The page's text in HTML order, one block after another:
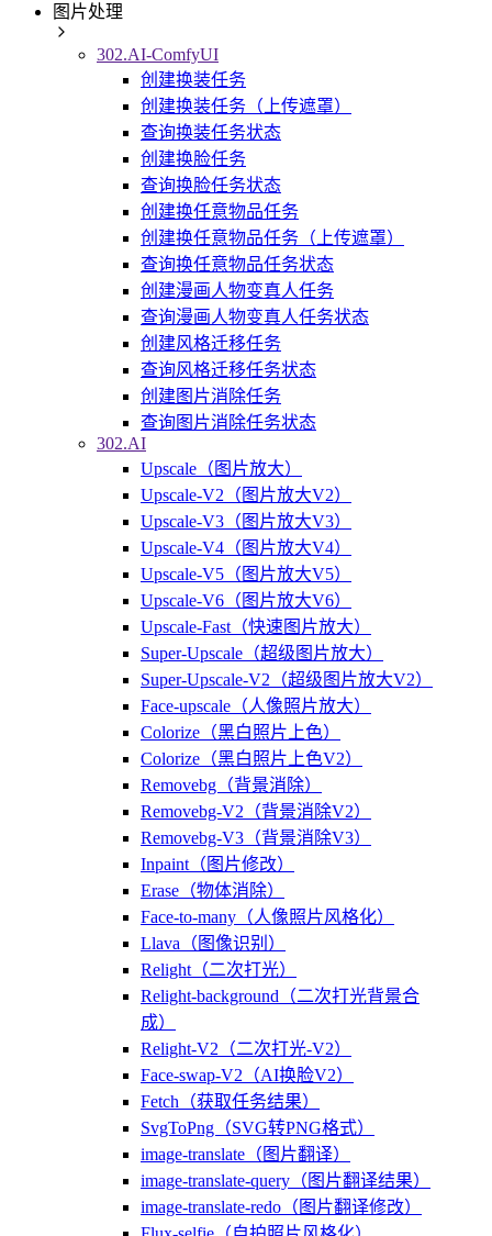
图片处理
302.AI-ComfyUI
创建换装任务
创建换装任务（上传遮罩）
查询换装任务状态
创建换脸任务
查询换脸任务状态
创建换任意物品任务
创建换任意物品任务（上传遮罩）
查询换任意物品任务状态
创建漫画人物变真人任务
查询漫画人物变真人任务状态
创建风格迁移任务
查询风格迁移任务状态
创建图片消除任务
查询图片消除任务状态
302.AI
Upscale（图片放大）
Upscale-V2（图片放大V2）
Upscale-V3（图片放大V3）
Upscale-V4（图片放大V4）
Upscale-V5（图片放大V5）
Upscale-V6（图片放大V6）
Upscale-Fast（快速图片放大）
Super-Upscale（超级图片放大）
Super-Upscale-V2（超级图片放大V2）
Face-upscale（人像照片放大）
Colorize（黑白照片上色）
Colorize（黑白照片上色V2）
Removebg（背景消除）
Removebg-V2（背景消除V2）
Removebg-V3（背景消除V3）
Inpaint（图片修改）
Erase（物体消除）
Face-to-many（人像照片风格化）
Llava（图像识别）
Relight（二次打光）
Relight-background（二次打光背景合
成）
Relight-V2（二次打光-V2）
Face-swap-V2（AI换脸V2）
Fetch（获取任务结果）
SvgToPng（SVG转PNG格式）
image-translate（图片翻译）
image-translate-query（图片翻译结果）
image-translate-redo（图片翻译修改）